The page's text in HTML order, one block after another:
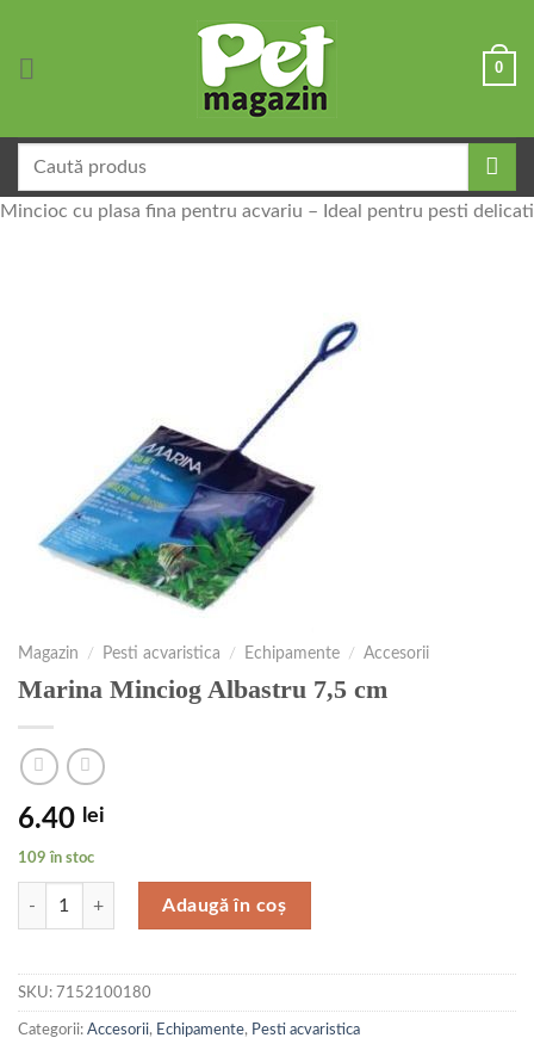
0
după:
Mincioc cu plasa fina pentru acvariu – Ideal pentru pesti delicati
Magazin / Pesti acvaristica / Echipamente / Accesorii
Marina Minciog Albastru 7,5 cm
6.40 lei
109 în stoc
Cantitate Marina Minciog Albastru 7,5 cm
Adaugă în coș
SKU: 7152100180
Categorii: Accesorii, Echipamente, Pesti acvaristica